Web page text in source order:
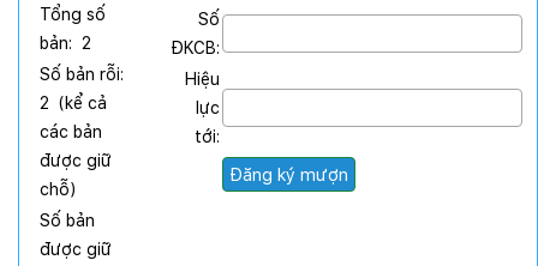
Tổng số
bản: 2
Số bản rỗi:
2 (kể cả
các bản
được giữ
chỗ)
Số bản
được giữ
Số
ĐKCB:
Hiệu
lực
tới: